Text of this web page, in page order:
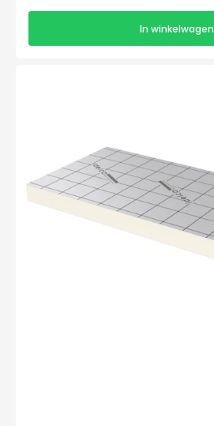
In winkelwagen